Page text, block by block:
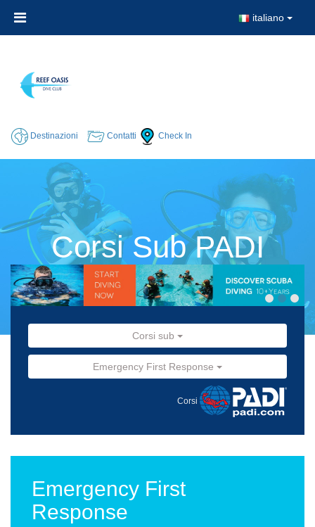
italiano
Destinazioni Contatti Check In
Corsi Sub PADI
Corsi sub
Emergency First Response
Corsi
Emergency First
Response